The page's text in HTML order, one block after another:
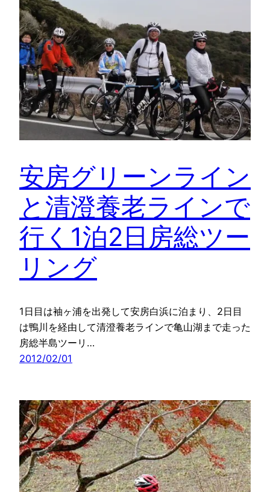
安房グリーンライン
と清澄養老ラインで
行く1泊2日房総ツー
リング
1日目は袖ヶ浦を出発して安房白浜に泊まり、2日目
は鴨川を経由して清澄養老ラインで亀山湖まで走った
房総半島ツーリ…
2012/02/01